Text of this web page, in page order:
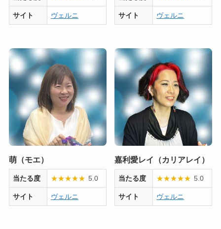
サイト ヴェルニ サイト ヴェルニ
萌（モエ）
当たる度 ★★★★★ 5.0
サイト ヴェルニ
嘉利愛レイ（カリアレイ）
当たる度 ★★★★★ 5.0
サイト ヴェルニ